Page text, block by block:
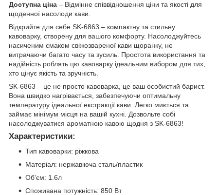
Доступна ціна – Відмінне співвідношення ціни та якості для
щоденної насолоди кави.
Відкрийте для себе SK-6863 – компактну та стильну
кавоварку, створену для вашого комфорту. Насолоджуйтесь
насиченим смаком свіжозвареної кави щоранку, не
витрачаючи багато часу та зусиль. Простота використання та
надійність роблять цю кавоварку ідеальним вибором для тих,
хто цінує якість та зручність.
SK-6863 – це не просто кавоварка, це ваш особистий барист.
Вона швидко нагрівається, забезпечуючи оптимальну
температуру ідеальної екстракції кави. Легко миється та
займає мінімум місця на вашій кухні. Дозвольте собі
насолоджуватися ароматною кавою щодня з SK-6863!
Характеристики:
Тип кавоварки: ріжкова
Матеріал: нержавіюча сталь/пластик
Об'єм: 1.6л
Споживана потужність: 850 Вт